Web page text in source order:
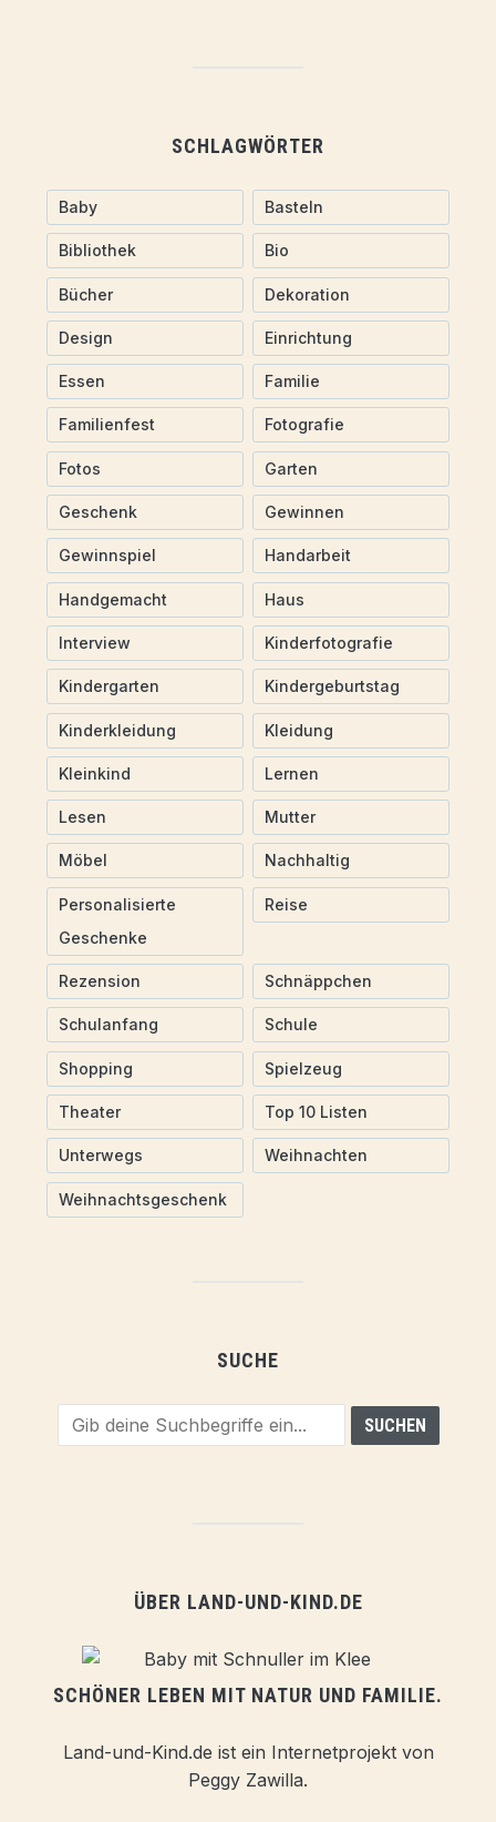
SCHLAGWÖRTER
Baby Basteln
Bibliothek Bio
Bücher Dekoration
Design Einrichtung
Essen Familie
Familienfest Fotografie
Fotos Garten
Geschenk Gewinnen
Gewinnspiel Handarbeit
Handgemacht Haus
Interview Kinderfotografie
Kindergarten Kindergeburtstag
Kinderkleidung Kleidung
Kleinkind Lernen
Lesen Mutter
Möbel Nachhaltig
Personalisierte
Geschenke
Reise
Rezension Schnäppchen
Schulanfang Schule
Shopping Spielzeug
Theater Top 10 Listen
Unterwegs Weihnachten
Weihnachtsgeschenk
SUCHE
ÜBER LAND-UND-KIND.DE
SCHÖNER LEBEN MIT NATUR UND FAMILIE.
Land-und-Kind.de ist ein Internetprojekt von
Peggy Zawilla.